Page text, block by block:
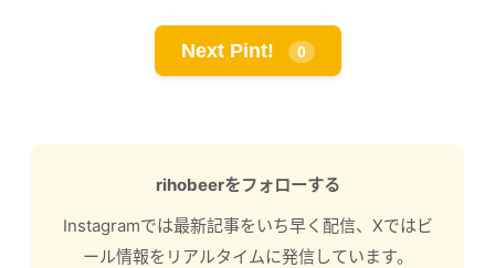
Next Pint! 0
rihobeerをフォローする
Instagramでは最新記事をいち早く配信、Xではビ
ール情報をリアルタイムに発信しています。